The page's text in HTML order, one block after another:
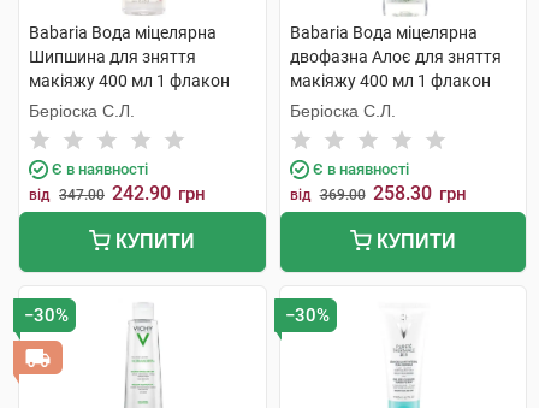
Babaria Вода міцелярна
Шипшина для зняття
макіяжу 400 мл 1 флакон
Беріоска С.Л.
Є в наявності
від 347.00 242.90 грн
КУПИТИ
Babaria Вода міцелярна
двофазна Алоє для зняття
макіяжу 400 мл 1 флакон
Беріоска С.Л.
Є в наявності
від 369.00 258.30 грн
КУПИТИ
−30% −30%